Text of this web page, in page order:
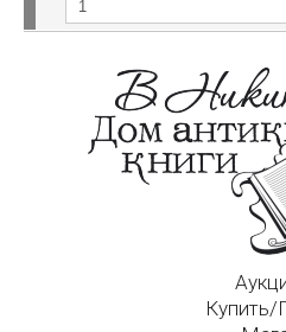
Купить/